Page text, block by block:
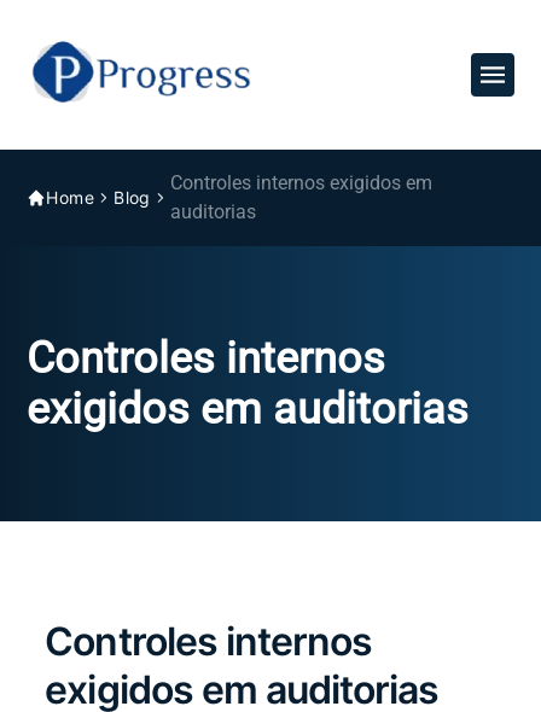
Home Blog
Controles internos exigidos em
auditorias
Controles internos
exigidos em auditorias
Controles internos
exigidos em auditorias